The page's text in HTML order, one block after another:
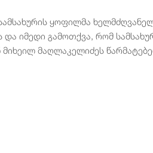
ყოფილმა
იმედი გამოთქვა, რომ
მაღლაკელიძეს